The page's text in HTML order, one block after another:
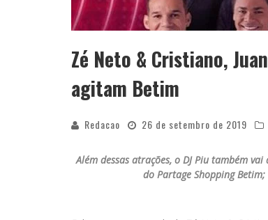
Zé Neto & Cristiano,
agitam Betim
Redacao 26 de setembro de 2019
Além dessas atrações, o DJ Piu também
do Partage Shopping